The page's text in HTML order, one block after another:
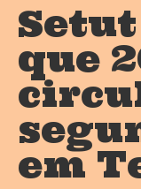
que
em